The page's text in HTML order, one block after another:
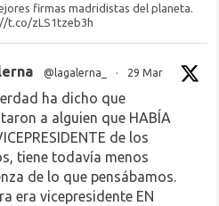
firmas madridistas del planeta.
t.co/zLS1tzeb3h
@lagalerna_ · 29 Mar
ha dicho que
a alguien que HABÍA
de los
tiene todavía menos
de lo que pensábamos.
era vicepresidente EN